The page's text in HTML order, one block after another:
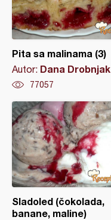
Pita sa malinama (3)
Autor: Dana Drobnjak
77057
Sladoled (čokolada,
banane, maline)